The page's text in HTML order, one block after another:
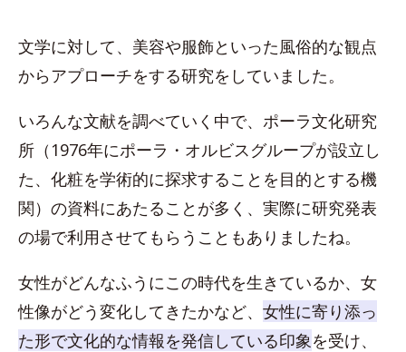
文学に対して、美容や服飾といった風俗的な観点
からアプローチをする研究をしていました。
いろんな文献を調べていく中で、ポーラ文化研究
所（1976年にポーラ・オルビスグループが設立し
た、化粧を学術的に探求することを目的とする機
関）の資料にあたることが多く、実際に研究発表
の場で利用させてもらうこともありましたね。
女性がどんなふうにこの時代を生きているか、女
性像がどう変化してきたかなど、 女性に寄り添っ
た形で文化的な情報を発信している印象 を受け、